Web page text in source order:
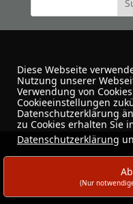
Urban
Diese Webseite
Nutzung unserer
Verwendung von
Cookieeinstellungen
Datenschutzerklärung
zu Cookies erhalten Sie
Datenschutzerklärung
(Nur